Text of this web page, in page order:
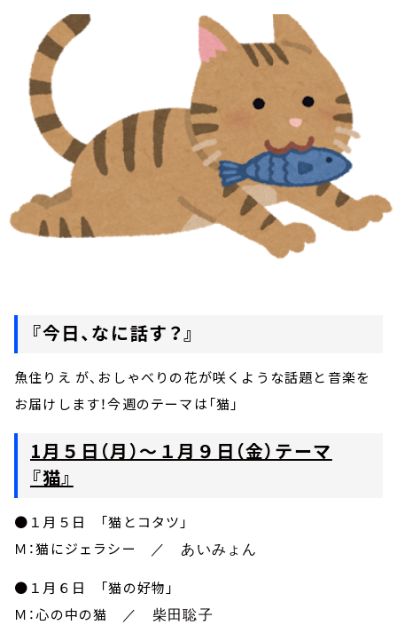
トピックス
TBS Podcast
お知らせ
イベント・グッズ
YouTube
会社情報
『今日、なに話す？』
魚住りえ が、おしゃべりの花が咲くような話題と音楽を
お届けします！今週のテーマは「猫」
1月５日（月）～１月９日（金）テーマ
『猫』
●１月５日 「猫とコタツ」
Ｍ：猫にジェラシー
／ あいみょん
●１月６日 「猫の好物」
Ｍ：心の中の猫
／ 柴田聡子